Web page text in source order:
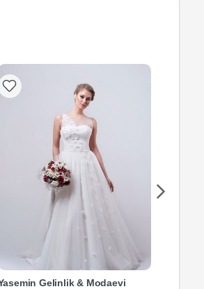
Gelinlik & Modaevi